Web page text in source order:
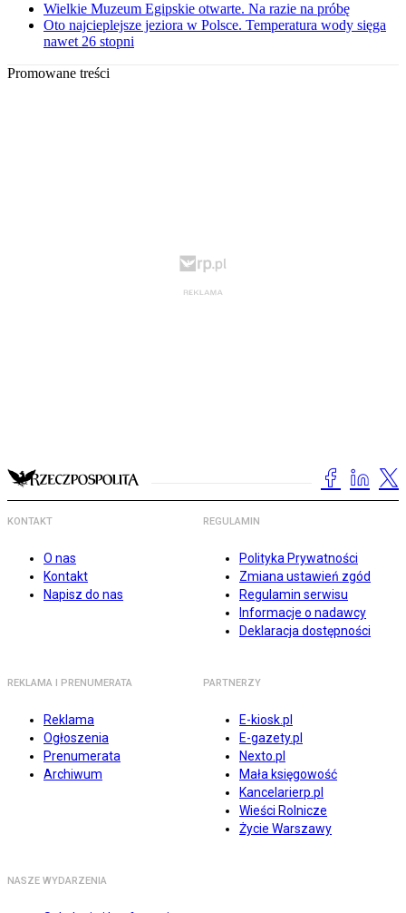
Wielkie Muzeum Egipskie otwarte. Na razie na próbę
Oto najcieplejsze jeziora w Polsce. Temperatura wody sięga
nawet 26 stopni
Promowane treści
KONTAKT
O nas
Kontakt
Napisz do nas
REGULAMIN
Polityka Prywatności
Zmiana ustawień zgód
Regulamin serwisu
Informacje o nadawcy
Deklaracja dostępności
REKLAMA I PRENUMERATA
Reklama
Ogłoszenia
Prenumerata
Archiwum
PARTNERZY
E-kiosk.pl
E-gazety.pl
Nexto.pl
Mała księgowość
Kancelarierp.pl
Wieści Rolnicze
Życie Warszawy
NASZE WYDARZENIA